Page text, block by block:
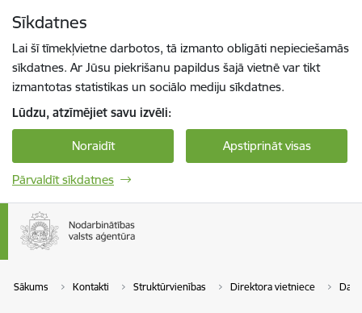
Sīkdatnes
Lai šī tīmekļvietne darbotos, tā izmanto obligāti nepieciešamās
sīkdatnes. Ar Jūsu piekrišanu papildus šajā vietnē var tikt
izmantotas statistikas un sociālo mediju sīkdatnes.
Lūdzu, atzīmējiet savu izvēli:
Noraidīt Apstiprināt visas
Pārvaldīt sīkdatnes
Sākums Kontakti Struktūrvienības Direktora vietniece